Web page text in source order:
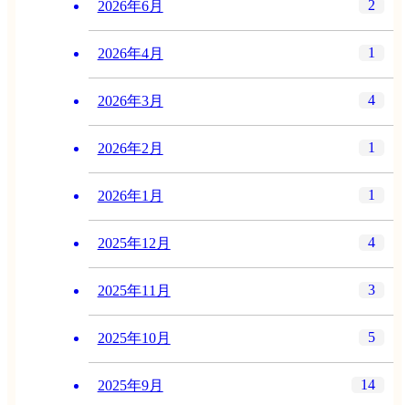
2026年6月 2
2026年4月 1
2026年3月 4
2026年2月 1
2026年1月 1
2025年12月 4
2025年11月 3
2025年10月 5
2025年9月 14